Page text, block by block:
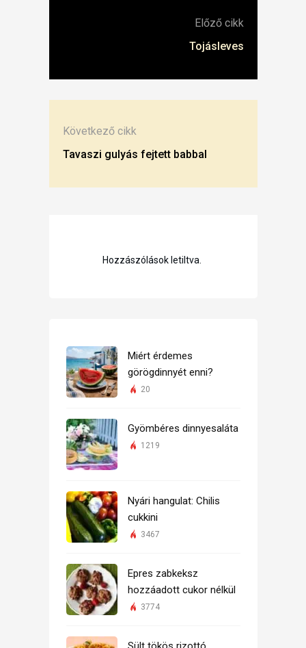
Előző cikk
Tojásleves
Következő cikk
Tavaszi gulyás fejtett babbal
Hozzászólások letiltva.
Miért érdemes
görögdinnyét enni?
20
Gyömbéres dinnyesaláta
1219
Nyári hangulat: Chilis
cukkini
3467
Epres zabkeksz
hozzáadott cukor nélkül
3774